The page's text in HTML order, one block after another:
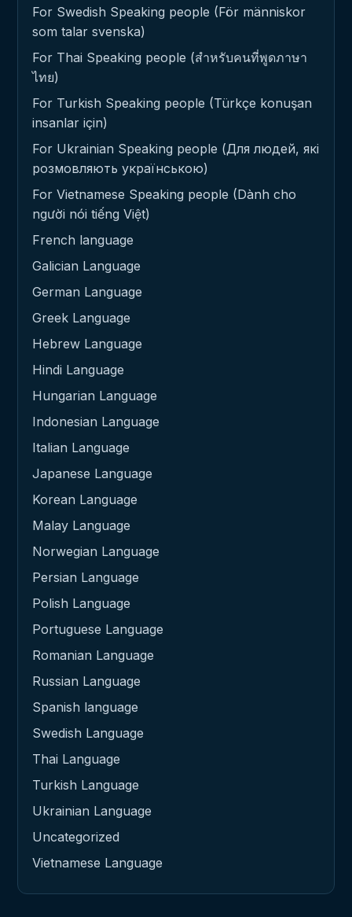
For Swedish Speaking people (För människor
som talar svenska)
For Thai Speaking people (สำหรับคนที่พูดภาษา
ไทย)
For Turkish Speaking people (Türkçe konuşan
insanlar için)
For Ukrainian Speaking people (Для людей, які
розмовляють українською)
For Vietnamese Speaking people (Dành cho
người nói tiếng Việt)
French language
Galician Language
German Language
Greek Language
Hebrew Language
Hindi Language
Hungarian Language
Indonesian Language
Italian Language
Japanese Language
Korean Language
Malay Language
Norwegian Language
Persian Language
Polish Language
Portuguese Language
Romanian Language
Russian Language
Spanish language
Swedish Language
Thai Language
Turkish Language
Ukrainian Language
Uncategorized
Vietnamese Language